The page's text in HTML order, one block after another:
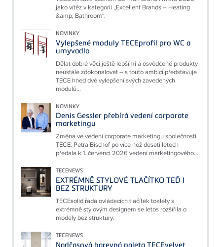
jako vítěz v kategorii „Excellent Brands – Heating
&amp; Bathroom“.
NOVINKY
Vylepšené moduly TECEprofil pro WC a
umyvadlo
Dělat dobré věci ještě lepšími a osvědčené produkty
neustále zdokonalovat – s touto ambicí představuje
TECE hned dvě vylepšení svých zavedených
modulů...
NOVINKY
Denis Gessler přebírá vedení corporate
marketingu
Změna ve vedení corporate marketingu společnosti
TECE: Petra Bischof po více než deseti letech
předala k 1. červenci 2026 vedení marketingového...
TECENEWS
EXTRÉMNĚ STYLOVÉ TLAČÍTKO TEĎ I
BEZ STRUKTURY
TECEsolid řada ovládacích tlačítek toalety s
extrémně stylovým designem se letos rozšířila o
modely bez struktury.
TECENEWS
Nadčasová barevná paleta TECEvelvet